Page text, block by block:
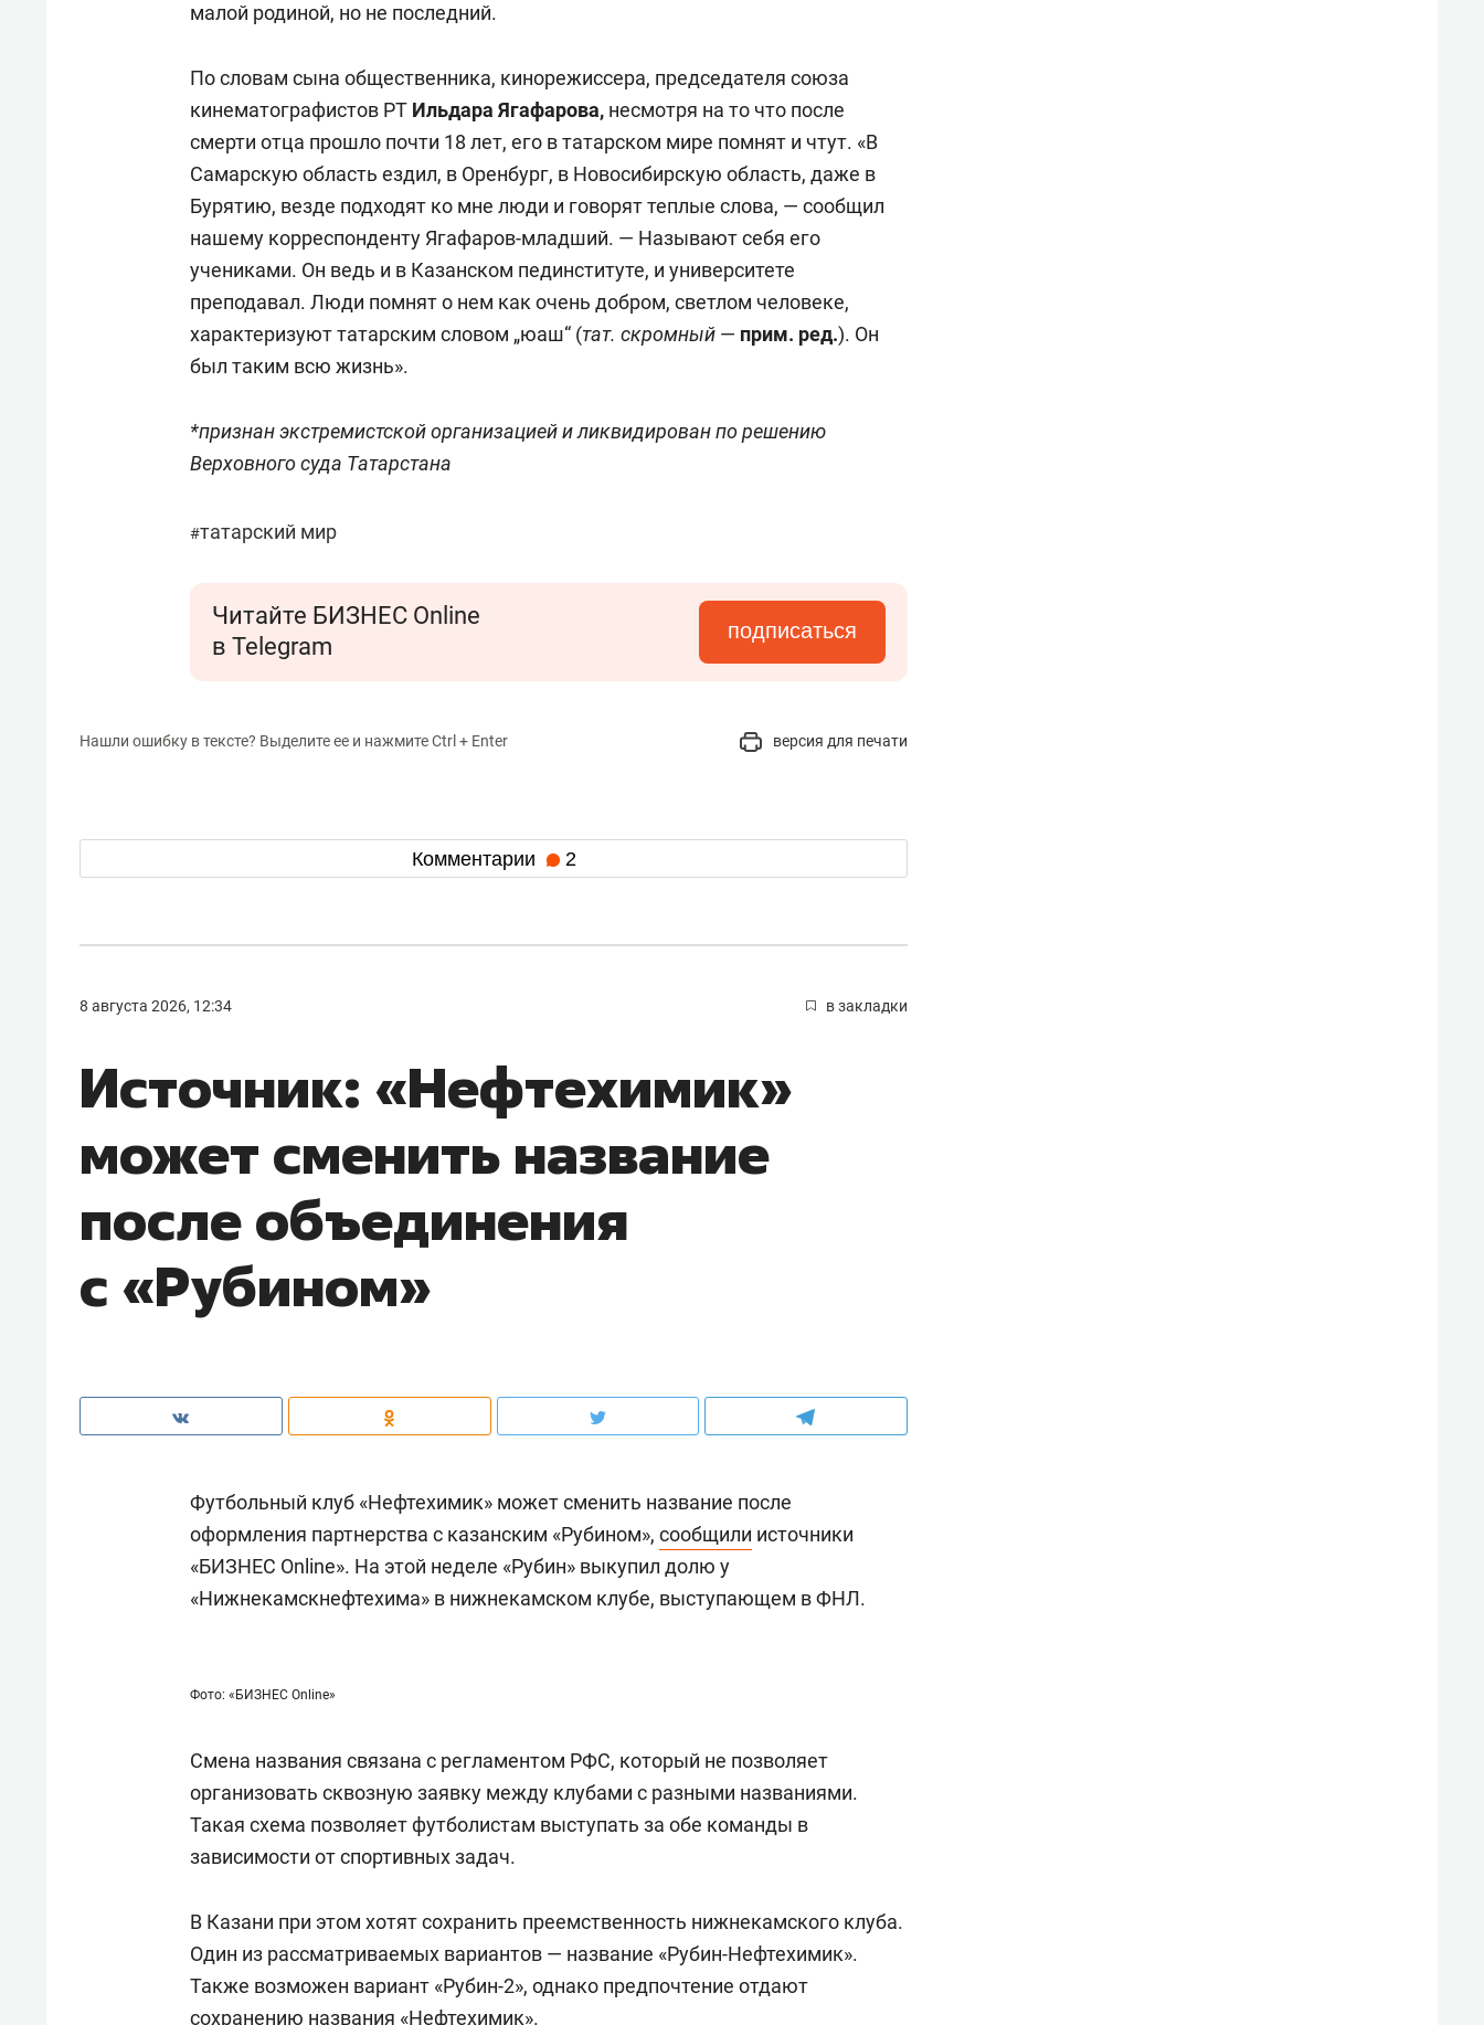
малой родиной, но не последний.
По словам сына общественника, кинорежиссера, председателя союза
кинематографистов РТ Ильдара Ягафарова, несмотря на то что после
смерти отца прошло почти 18 лет, его в татарском мире помнят и чтут. «В
Самарскую область ездил, в Оренбург, в Новосибирскую область, даже в
Бурятию, везде подходят ко мне люди и говорят теплые слова, — сообщил
нашему корреспонденту Ягафаров-младший. — Называют себя его
учениками. Он ведь и в Казанском пединституте, и университете
преподавал. Люди помнят о нем как очень добром, светлом человеке,
характеризуют татарским словом „юаш“ (тат. скромный — прим. ред.). Он
был таким всю жизнь».
*признан экстремистской организацией и ликвидирован по решению
Верховного суда Татарстана
#татарский мир
Читайте БИЗНЕС Online
в Telegram
подписаться
Нашли ошибку в тексте? Выделите ее и нажмите Ctrl + Enter версия для печати
Комментарии 2
8 августа 2026, 12:34 в закладки
Источник: «Нефтехимик»
может сменить название
после объединения
с «Рубином»
Футбольный клуб «Нефтехимик» может сменить название после
оформления партнерства с казанским «Рубином», сообщили источники
«БИЗНЕС Online». На этой неделе «Рубин» выкупил долю у
«Нижнекамскнефтехима» в нижнекамском клубе, выступающем в ФНЛ.
Фото: «БИЗНЕС Online»
Смена названия связана с регламентом РФС, который не позволяет
организовать сквозную заявку между клубами с разными названиями.
Такая схема позволяет футболистам выступать за обе команды в
зависимости от спортивных задач.
В Казани при этом хотят сохранить преемственность нижнекамского клуба.
Один из рассматриваемых вариантов — название «Рубин-Нефтехимик».
Также возможен вариант «Рубин-2», однако предпочтение отдают
сохранению названия «Нефтехимик».